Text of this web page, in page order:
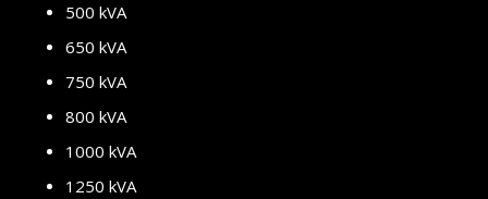
500 kVA
650 kVA
750 kVA
800 kVA
1000 kVA
1250 kVA